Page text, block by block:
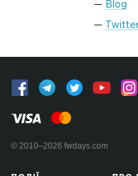
Blog
© 2010–2026 fwdays.com